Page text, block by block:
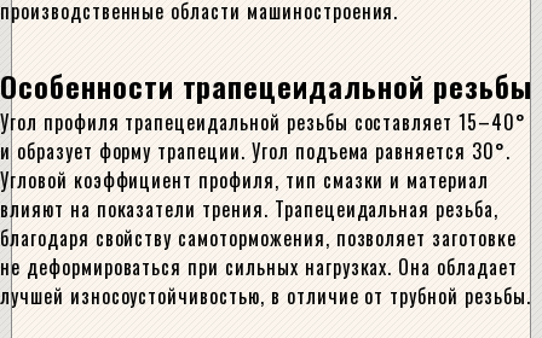
производственные области машиностроения.
Особенности трапецеидальной резьбы
Угол профиля трапецеидальной резьбы составляет 15–40°
и образует форму трапеции. Угол подъема равняется 30°.
Угловой коэффициент профиля, тип смазки и материал
влияют на показатели трения. Трапецеидальная резьба,
благодаря свойству самоторможения, позволяет заготовке
не деформироваться при сильных нагрузках. Она обладает
лучшей износоустойчивостью, в отличие от трубной резьбы.